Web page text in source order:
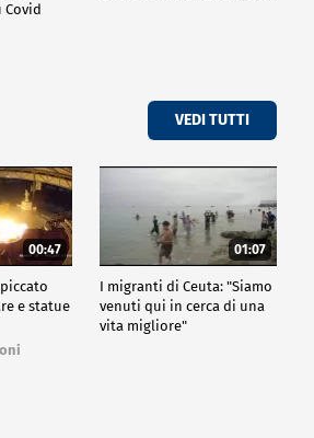
Covid
VEDI TUTTI
00:47
e statue
01:07
I migranti di Ceuta: "Siamo
venuti qui in cerca di una
vita migliore"